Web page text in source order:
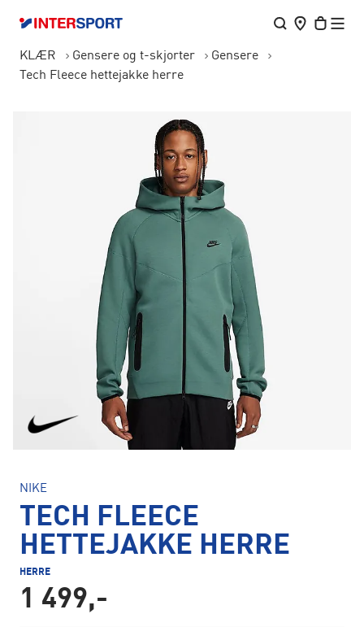
KLÆR Gensere og t-skjorter
Gensere
Tech Fleece hettejakke herre
NIKE
TECH FLEECE
HETTEJAKKE HERRE
HERRE
1 499,-